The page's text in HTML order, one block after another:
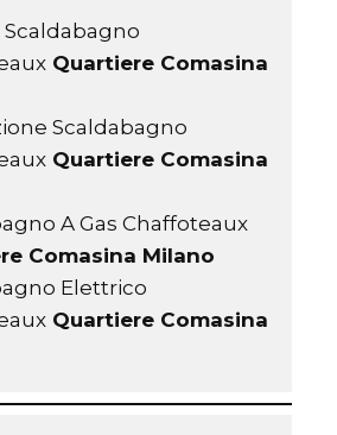
Quartiere Comasina
Scaldabagno
Quartiere Comasina
A Gas Chaffoteaux
Comasina Milano
Elettrico
Quartiere Comasina